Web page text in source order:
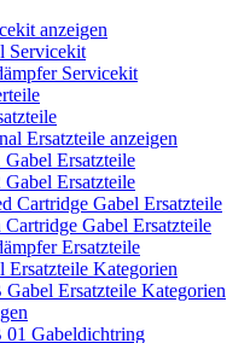
anzeigen
Servicekit
Servicekit
Ersatzteile anzeigen
Ersatzteile
Ersatzteile
Cartridge Gabel Ersatzteile
Gabel Ersatzteile
Ersatzteile
Kategorien
Ersatzteile Kategorien
Gabeldichtring